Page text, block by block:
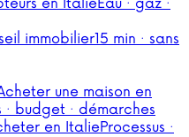
en ItalieEau · gaz ·
immobilier15 min · sans
une maison en
· budget · démarches
en ItalieProcessus ·